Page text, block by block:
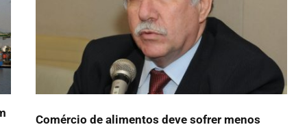
Comércio de alimentos deve sofrer menos